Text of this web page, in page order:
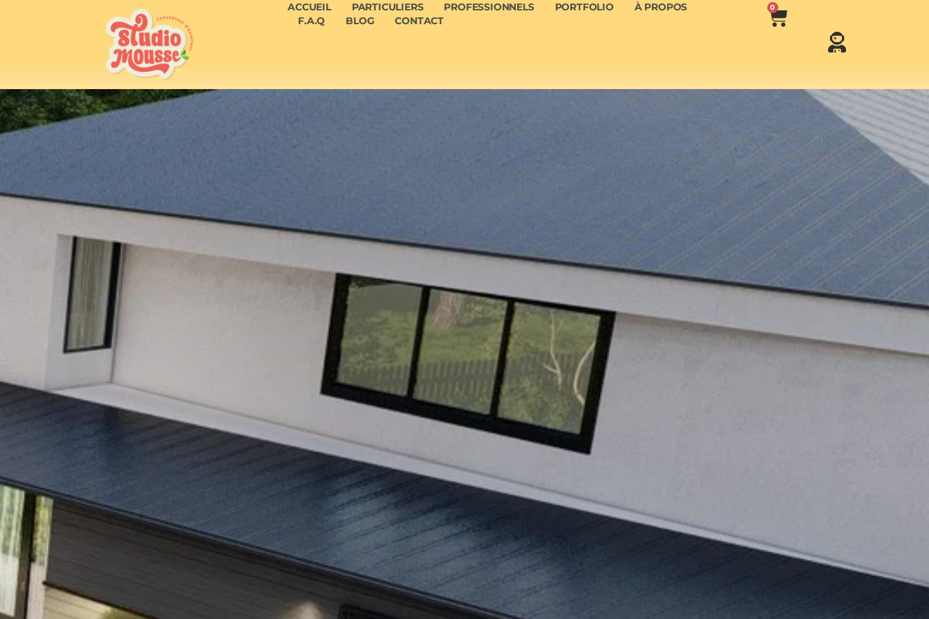
ACCUEIL PARTICULIERS PROFESSIONNELS PORTFOLIO
À PROPOS
F.A.Q
BLOG CONTACT
0